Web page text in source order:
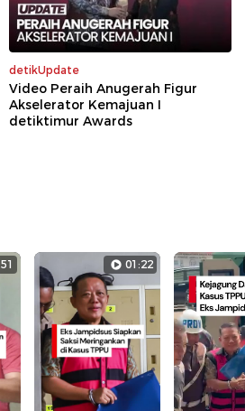
detikUpdate
Video Peraih Anugerah Figur
Akselerator Kemajuan I
detiktimur Awards
01:22